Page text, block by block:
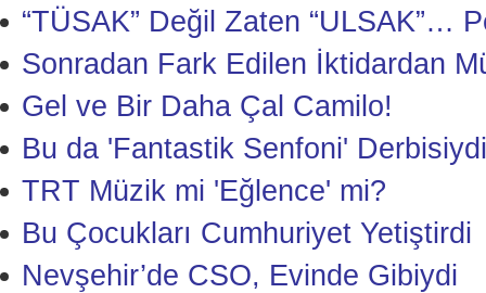
“TÜSAK” Değil Zaten “ULSAK”…
Sonradan Fark Edilen İktidardan
Gel ve Bir Daha Çal Camilo!
Bu da 'Fantastik Senfoni'
TRT Müzik mi 'Eğlence' mi?
Bu Çocukları Cumhuriyet Yetiştirdi
Nevşehir’de CSO, Evinde Gibiydi